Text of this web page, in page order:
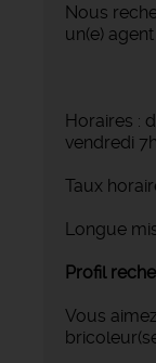
Nous
un(e)
Horaires :
vendredi
Taux
Longue
Profil
Vous